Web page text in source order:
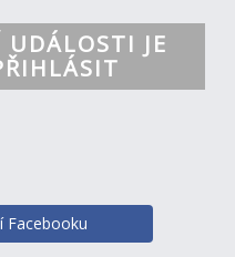
UDÁLOSTI JE
Facebooku